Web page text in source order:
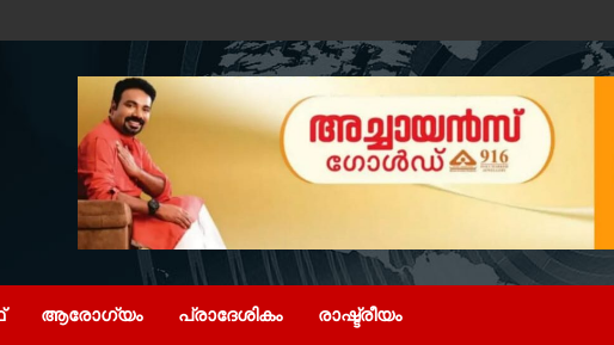
ആരോഗ്യം പ്രാദേശികം രാഷ്ട്രീയം